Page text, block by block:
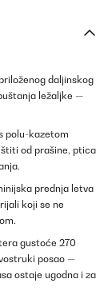
daljinskog
ležaljke —
polu-kazetom
od prašine, ptica
prednja letva
koji se ne
gustoće 270
posao —
ostaje ugodna i za